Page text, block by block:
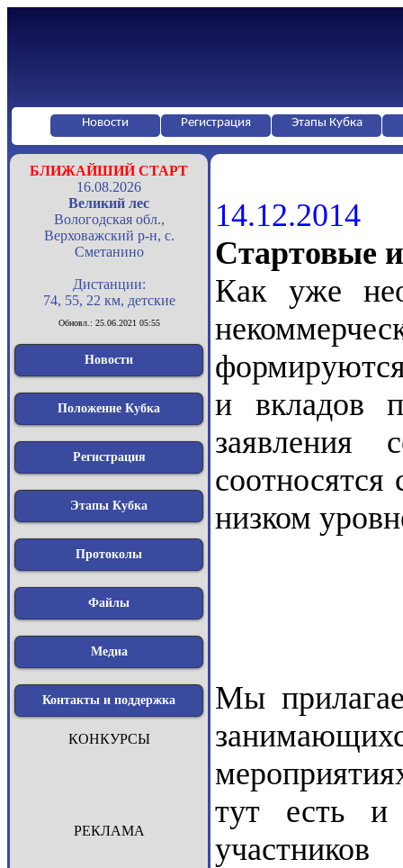
Новости Регистрация Этапы Кубка
БЛИЖАЙШИЙ СТАРТ
16.08.2026
Великий лес
Вологодская обл.,
Верховажский р-н, с.
Сметанино
Дистанции:
74, 55, 22 км, детские
Обновл.: 25.06.2021 05:55
Новости
Положение Кубка
Регистрация
Этапы Кубка
Протоколы
Файлы
Медиа
Контакты и поддержка
КОНКУРСЫ
РЕКЛАМА
14.12.2014
Стартовые
Как уже
и вкладов
заявления
соотносятся
низком
Мы
тут есть и